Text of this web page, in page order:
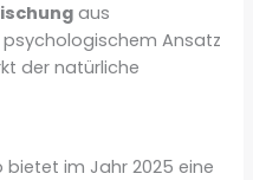
aus
Ansatz
der natürliche
im Jahr 2025 eine